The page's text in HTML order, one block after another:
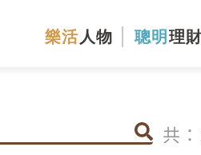
樂活 人物 聰明 理
共